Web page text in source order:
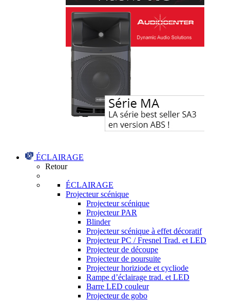
ÉCLAIRAGE
Retour
ÉCLAIRAGE
Projecteur scénique
Projecteur scénique
Projecteur PAR
Blinder
Projecteur scénique à effet décoratif
Projecteur PC / Fresnel Trad. et LED
Projecteur de découpe
Projecteur de poursuite
Projecteur horiziode et cycliode
Rampe d’éclairage trad. et LED
Barre LED couleur
Projecteur de gobo